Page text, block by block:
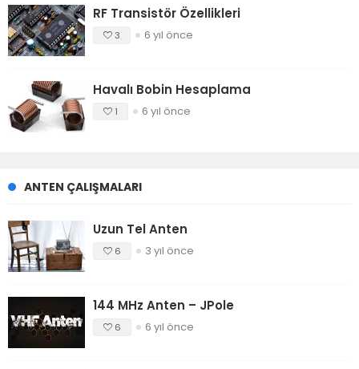
RF Transistör Özellikleri
3 6 yıl önce
Havalı Bobin Hesaplama
1 6 yıl önce
ANTEN ÇALIŞMALARI
Uzun Tel Anten
6 3 yıl önce
144 MHz Anten – JPole
6 6 yıl önce